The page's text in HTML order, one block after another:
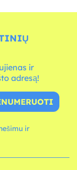
ir
adresą!
ir